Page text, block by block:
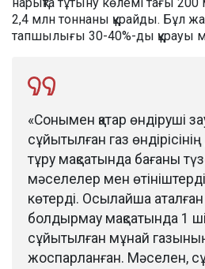
нарықта тұтыну көлемі тағы
2,4 млн тоннаны құрайды. Бұл
тапшылығы 30-40%-ды құрауы
«Сонымен қатар өндіруші
сұйытылған газ
тұру мақсатында бағаны
мәселелер мен
көтерді. Осылайша
болдырмау мақсатында 1
сұйытылған мұнай
жоспарланған. Мәселен,